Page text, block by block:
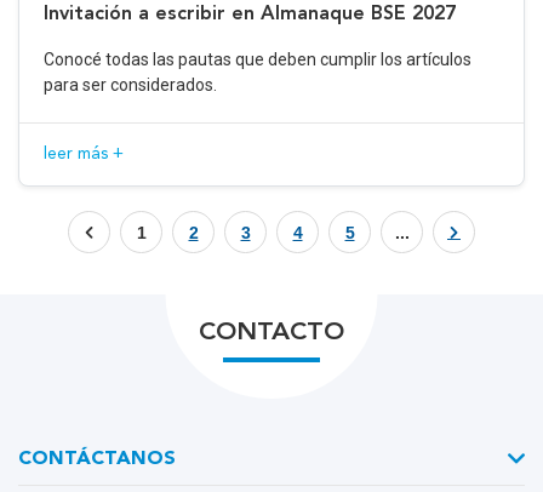
Invitación a escribir en Almanaque BSE 2027
Conocé todas las pautas que deben cumplir los artículos
para ser considerados.
leer más +
1 2 3 4 5 ...
CONTACTO
CONTÁCTANOS